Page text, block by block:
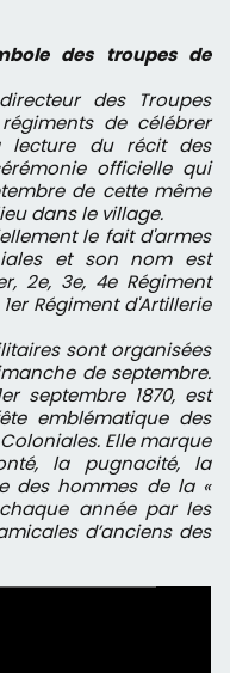
des troupes de
des Troupes
de célébrer
lecture du récit des
officielle qui
de cette même
dans le village.
le fait d'armes
et son nom est
2e, 3e, 4e Régiment
Régiment d'Artillerie
sont organisées
de septembre.
septembre 1870, est
emblématique des
Elle marque
la pugnacité, la
des hommes de la «
année par les
d’anciens des